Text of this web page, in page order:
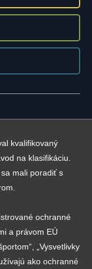
kvalifikovaný
na klasifikáciu.
mali poradiť s
ochranné
a právom EÚ
„Vysvetlivky
ako ochranné